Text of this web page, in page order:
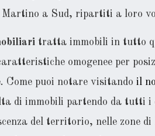
Martino a Sud, ripartiti a loro
tratta immobili in tutto
omogenee per
Come puoi notare visitando il
di immobili partendo da tutti
del territorio, nelle zone